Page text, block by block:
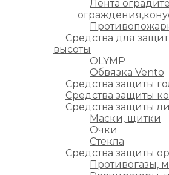
Лента
Средства для
высоты
OLYMP
Обвязка Vento
Средства защиты
Средства защиты
Средства защиты
Маски, щитки
Очки
Стекла
Средства защиты
Противогазы,